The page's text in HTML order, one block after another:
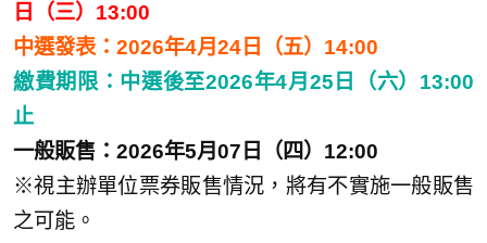
日（三）13:00
中選發表：2026年4月24日（五）14:00
繳費期限：中選後至2026年4月25日（六）13:00
止
一般販售：2026年5月07日（四）12:00
※視主辦單位票券販售情況，將有不實施一般販售
之可能。